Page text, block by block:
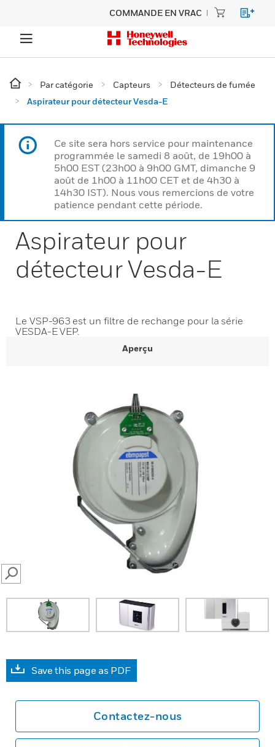
COMMANDE EN VRAC
Par catégorie Capteurs
Détecteurs de fumée
Aspirateur pour détecteur Vesda-E
Ce site sera hors service pour maintenance
programmée le samedi 8 août, de 19h00 à
5h00 EST (23h00 à 9h00 GMT, dimanche 9
août de 1h00 à 11h00 CET et de 4h30 à
14h30 IST). Nous vous remercions de votre
patience pendant cette période.
Aspirateur pour
détecteur Vesda-E
Le VSP-963 est un filtre de rechange pour la série
VESDA-E VEP.
Aperçu
SEARCH
Save this page as PDF
Contactez-nous